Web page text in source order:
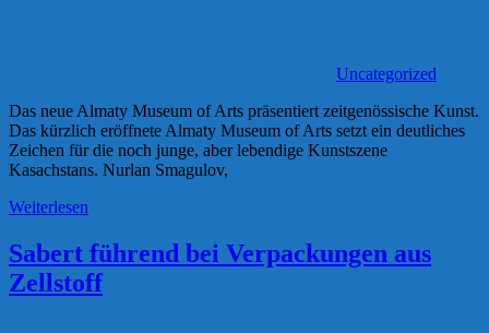
Uncategorized
Das neue Almaty Museum of Arts präsentiert zeitgenössische Kunst.
Das kürzlich eröffnete Almaty Museum of Arts setzt ein deutliches
Zeichen für die noch junge, aber lebendige Kunstszene
Kasachstans. Nurlan Smagulov,
Weiterlesen
Sabert führend bei Verpackungen aus
Zellstoff